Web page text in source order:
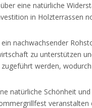
eine natürliche
in Holzterrassen
nachwachsender
zu unterstützen
werden,
natürliche Schönheit